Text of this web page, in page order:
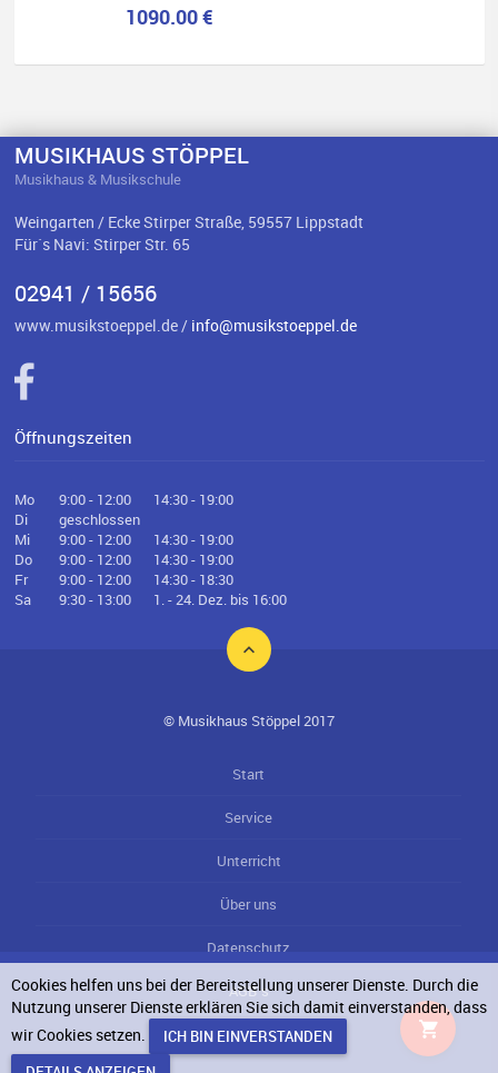
1090.00 €
MUSIKHAUS STÖPPEL
Musikhaus & Musikschule
Weingarten / Ecke Stirper Straße, 59557 Lippstadt
Für`s Navi: Stirper Str. 65
02941 / 15656
www.musikstoeppel.de / info@musikstoeppel.de
Öffnungszeiten
Mo 9:00 - 12:00
14:30 - 19:00
Di
geschlossen
Mi
9:00 - 12:00
14:30 - 19:00
Do
9:00 - 12:00
14:30 - 19:00
Fr
9:00 - 12:00
14:30 - 18:30
Sa
9:30 - 13:00 1. - 24. Dez. bis 16:00
© Musikhaus Stöppel 2017
Start
Service
Unterricht
Über uns
Datenschutz
AGB`s
Impressum
Cookies helfen uns bei der Bereitstellung unserer Dienste. Durch die
Nutzung unserer Dienste erklären Sie sich damit einverstanden, dass
wir Cookies setzen.